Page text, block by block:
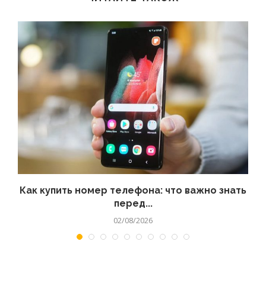
Как купить номер телефона: что важно знать
перед...
02/08/2026